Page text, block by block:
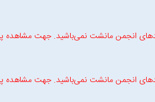
انجمن مانشت نمی‌باشید. جهت مشاهده
انجمن مانشت نمی‌باشید. جهت مشاهده